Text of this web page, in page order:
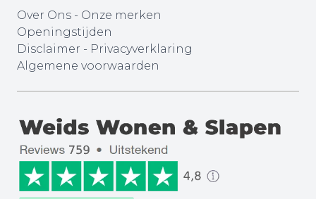
Over Ons - Onze merken
Openingstijden
Disclaimer - Privacyverklaring
Algemene voorwaarden